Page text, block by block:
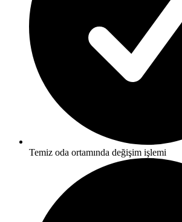
Temiz oda ortamında değişim işlemi